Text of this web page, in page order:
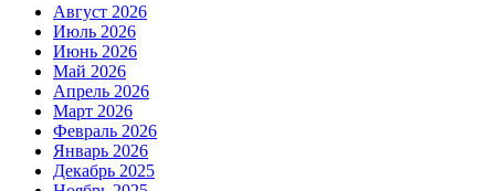
Август 2026
Июль 2026
Июнь 2026
Май 2026
Апрель 2026
Март 2026
Февраль 2026
Январь 2026
Декабрь 2025